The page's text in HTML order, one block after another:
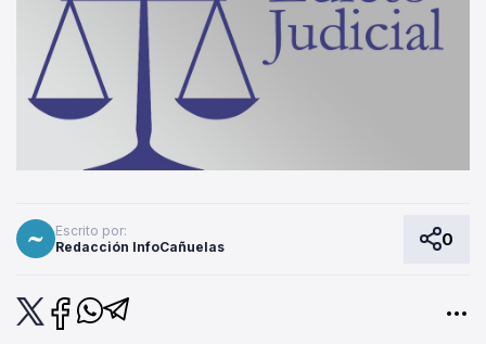
Escrito por:
Redacción InfoCañuelas
0